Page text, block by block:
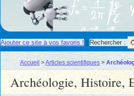
Ajouter ce site à vos favoris ! | Rechercher :
Accueil >Articles scientifiques >
Archéologie, Histoire,